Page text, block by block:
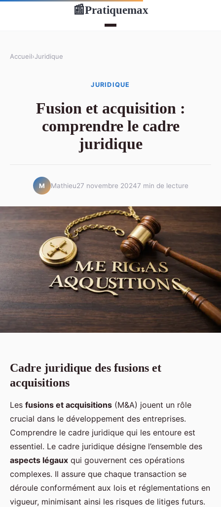
📰Pratiquemax
Accueil›Juridique
JURIDIQUE
Fusion et acquisition :
comprendre le cadre
juridique
M Mathieu27 novembre 20247 min de lecture
Cadre juridique des fusions et
acquisitions
Les fusions et acquisitions (M&A) jouent un rôle
crucial dans le développement des entreprises.
Comprendre le cadre juridique qui les entoure est
essentiel. Le cadre juridique désigne l’ensemble des
aspects légaux qui gouvernent ces opérations
complexes. Il assure que chaque transaction se
déroule conformément aux lois et réglementations en
vigueur, minimisant ainsi les risques de litiges futurs.